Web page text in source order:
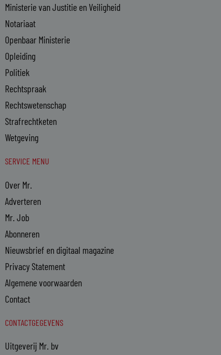
Ministerie van Justitie en Veiligheid
Notariaat
Openbaar Ministerie
Opleiding
Politiek
Rechtspraak
Rechtswetenschap
Strafrechtketen
Wetgeving
SERVICE MENU
Over Mr.
Adverteren
Mr. Job
Abonneren
Nieuwsbrief en digitaal magazine
Privacy Statement
Algemene voorwaarden
Contact
CONTACTGEGEVENS
Uitgeverij Mr. bv